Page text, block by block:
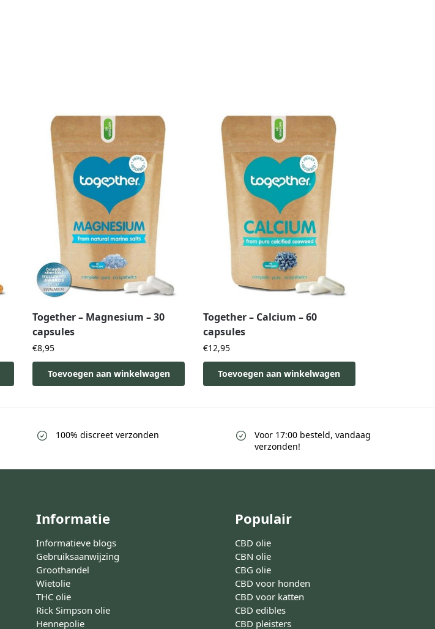
Together – Magnesium – 30
capsules
€8,95
Toevoegen aan winkelwagen
Together – Calcium – 60
capsules
€12,95
Toevoegen aan winkelwagen
100% discreet verzonden
Voor 17:00 besteld, vandaag
verzonden!
Informatie
Informatieve blogs
Gebruiksaanwijzing
Groothandel
Wietolie
THC olie
Rick Simpson olie
Hennepolie
Populair
CBD olie
CBN olie
CBG olie
CBD voor honden
CBD voor katten
CBD edibles
CBD pleisters